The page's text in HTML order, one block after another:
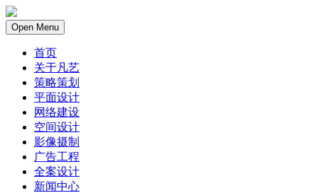
Open Menu
首页
关于凡艺
策略策划
平面设计
网络建设
空间设计
影像摄制
广告工程
全案设计
新闻中心